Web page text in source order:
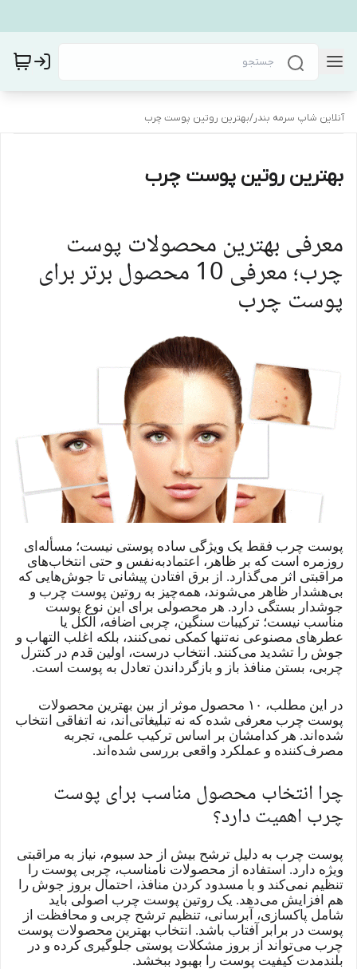
آنلاین شاپ سرمه بندر/بهترین روتین پوست چرب
بهترین روتین پوست چرب
معرفی بهترین محصولات پوست
چرب؛ معرفی 10 محصول برتر برای
پوست چرب
پوست چرب فقط یک ویژگی ساده پوستی نیست؛ مسأله‌ای
روزمره است که بر ظاهر، اعتمادبه‌نفس و حتی انتخاب‌های
مراقبتی اثر می‌گذارد. از برق افتادن پیشانی تا جوش‌هایی که
بی‌هشدار ظاهر می‌شوند، همه‌چیز به روتین پوست چرب و
جوشدار بستگی دارد. هر محصولی برای این نوع پوست
مناسب نیست؛ ترکیبات سنگین، چربی اضافه، الکل یا
عطرهای مصنوعی نه‌تنها کمکی نمی‌کنند، بلکه اغلب التهاب و
جوش را تشدید می‌کنند. انتخاب درست، اولین قدم در کنترل
چربی، بستن منافذ باز و بازگرداندن تعادل به پوست است.
در این مطلب، ۱۰ محصول موثر از بین بهترین محصولات
پوست چرب معرفی شده که نه تبلیغاتی‌اند، نه اتفاقی انتخاب
شده‌اند. هر کدامشان بر اساس ترکیب علمی، تجربه
مصرف‌کننده و عملکرد واقعی بررسی شده‌اند.
چرا انتخاب محصول مناسب برای پوست
چرب اهمیت دارد؟
پوست چرب به دلیل ترشح بیش از حد سبوم، نیاز به مراقبتی
ویژه دارد. استفاده از محصولات نامناسب، چربی پوست را
تنظیم نمی‌کند و با مسدود کردن منافذ، احتمال بروز جوش را
هم افزایش می‌دهد. یک روتین پوست چرب اصولی باید
شامل پاکسازی، آبرسانی، تنظیم ترشح چربی و محافظت از
پوست در برابر آفتاب باشد. انتخاب بهترین محصولات پوست
چرب می‌تواند از بروز مشکلات پوستی جلوگیری کرده و در
بلندمدت کیفیت پوست را بهبود ببخشد.